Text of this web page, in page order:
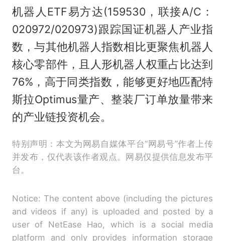
机器人ETF易方达(159530，联接A/C：
020972/020973)跟踪国证机器人产业指
数，与其他机器人指数相比更聚焦机器人
核心零部件，且人形机器人权重占比达到
76%，高于同类指数，能够更好地匹配特
斯拉Optimus量产、整装厂订单放量带来
的产业链投资机会。
特别声明：本文为网易自媒体平台“网易号”作者上传
并发布，仅代表该作者观点。网易仅提供信息发布平
台。
Notice: The content above (including the pictures
and videos if any) is uploaded and posted by a
user of NetEase Hao, which is a social media
platform and only provides information storage